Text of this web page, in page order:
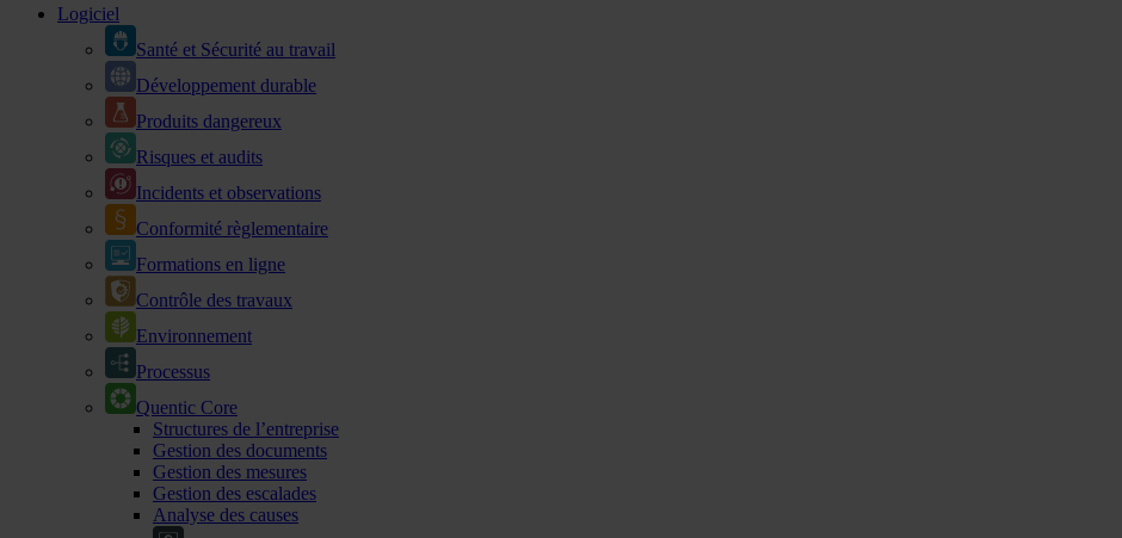
Logiciel
Santé et Sécurité au travail
Développement durable
Produits dangereux
Risques et audits
Incidents et observations
Conformité règlementaire
Formations en ligne
Contrôle des travaux
Environnement
Processus
Quentic Core
Structures de l’entreprise
Gestion des documents
Gestion des mesures
Gestion des escalades
Analyse des causes